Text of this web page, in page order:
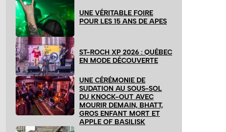
UNE VÉRITABLE FOIRE
POUR LES 15 ANS DE APES
ST-ROCH XP 2026 : QUÉBEC
EN MODE DÉCOUVERTE
UNE CÉRÉMONIE DE
SUDATION AU SOUS-SOL
DU KNOCK-OUT AVEC
MOURIR DEMAIN, BHATT,
GROS ENFANT MORT ET
APPLE OF BASILISK